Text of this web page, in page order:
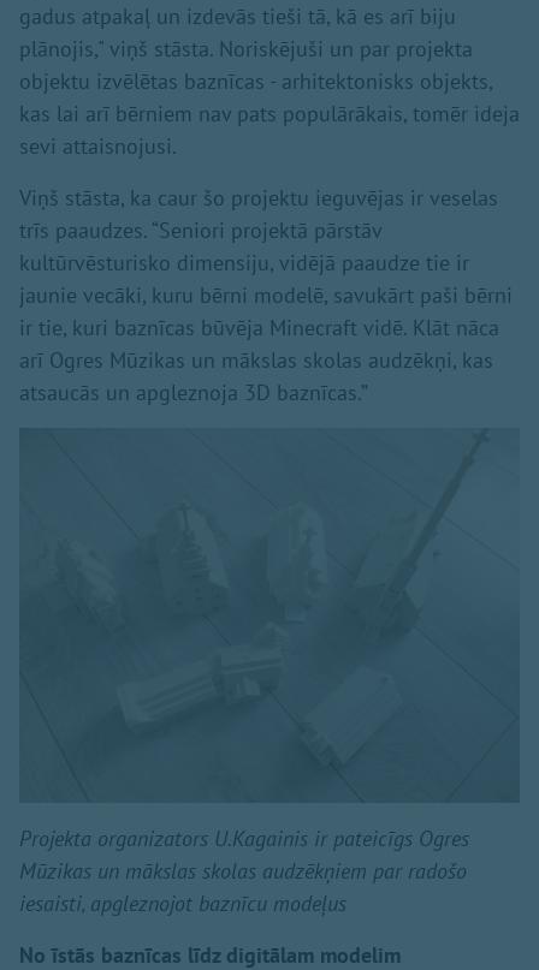
gadus atpakaļ un izdevās tieši tā, kā es arī biju
plānojis," viņš stāsta. Noriskējuši un par projekta
objektu izvēlētas baznīcas - arhitektonisks objekts,
kas lai arī bērniem nav pats populārākais, tomēr ideja
sevi attaisnojusi.
Viņš stāsta, ka caur šo projektu ieguvējas ir veselas
trīs paaudzes. “Seniori projektā pārstāv
kultūrvēsturisko dimensiju, vidējā paaudze tie ir
jaunie vecāki, kuru bērni modelē, savukārt paši bērni
ir tie, kuri baznīcas būvēja Minecraft vidē. Klāt nāca
arī Ogres Mūzikas un mākslas skolas audzēkņi, kas
atsaucās un apgleznoja 3D baznīcas.”
Projekta organizators U.Kagainis ir pateicīgs Ogres
Mūzikas un mākslas skolas audzēkņiem par radošo
iesaisti, apgleznojot baznīcu modeļus
No īstās baznīcas līdz digitālam modelim